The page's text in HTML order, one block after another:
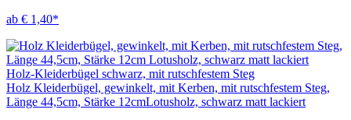
ab € 1,40*
Holz-Kleiderbügel schwarz, mit rutschfestem Steg
Holz Kleiderbügel, gewinkelt, mit Kerben, mit rutschfestem Steg,
Länge 44,5cm, Stärke 12cmLotusholz, schwarz matt lackiert